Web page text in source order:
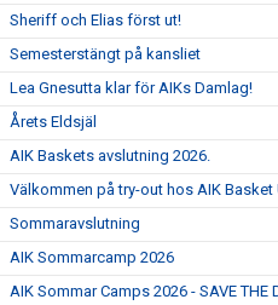
Sheriff och Elias först ut!
Semesterstängt på kansliet
Lea Gnesutta klar för AIKs Damlag!
Årets Eldsjäl
AIK Baskets avslutning 2026.
Välkommen på try-out hos AIK
Sommaravslutning
AIK Sommarcamp 2026
AIK Sommar Camps 2026 - SAVE THE